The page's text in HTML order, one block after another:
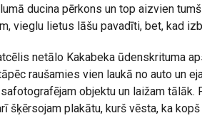
ducina pērkons un top aizvien
vieglu lietus lāšu pavadīti, bet, kad
netālo Kakabeka ūdenskrituma
raušamies vien laukā no auto un
objektu un laižam tālāk.
šķērsojam plakātu, kurš vēsta, ka